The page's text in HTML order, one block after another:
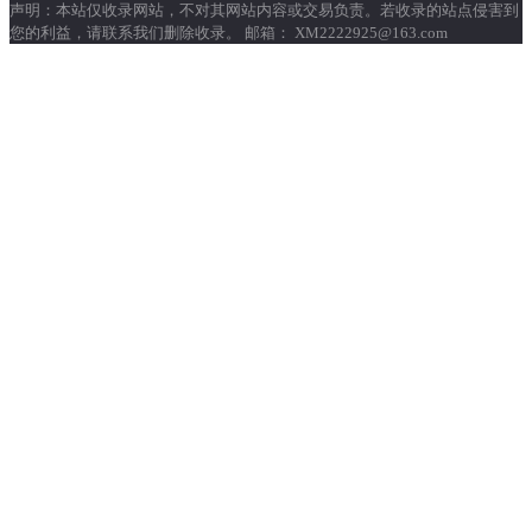
声明：本站仅收录网站，不对其网站内容或交易负责。若收录的站点侵害到
您的利益，请联系我们删除收录。 邮箱： XM2222925@163.com